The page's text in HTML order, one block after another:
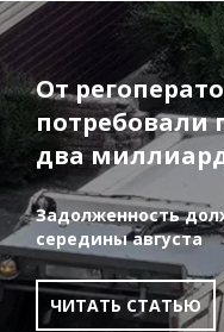
От
потребовали
два
Задолженность
середины августа
ЧИТАТЬ СТАТЬЮ